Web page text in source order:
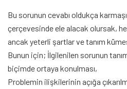
Bu sorunun cevabı oldukça
çerçevesinde ele alacak olursak,
ancak yeterli şartlar ve tanım
Bunun için; İlgilenilen sorunun
biçimde ortaya konulması,
Problemin ilişkilerinin açığa